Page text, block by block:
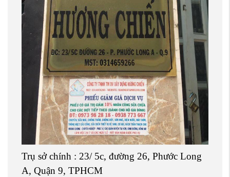
Trụ sở chính : 23/ 5c, đường 26, Phước Long
A, Quận 9, TPHCM